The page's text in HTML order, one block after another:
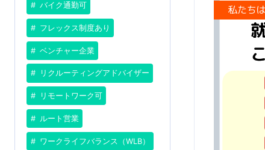
バイク通勤可
フレックス制度あり
ベンチャー企業
リクルーティングアドバイザー
リモートワーク可
ルート営業
ワークライフバランス（WLB）